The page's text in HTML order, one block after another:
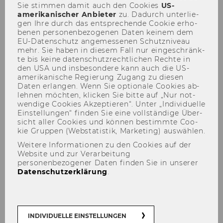
ABGESAGT
TEILEN TEILEN
11. Mai 2026
Peer­group | On­line via MS Teams |
16:00 - 17:30 | DE
Sie stim­men damit auch den Coo­kies US-​
amerikanischer An­bie­ter zu. Da­durch un­ter­lie­
gen Ihre durch das ent­spre­chen­de Coo­kie er­ho­
be­nen per­so­nen­be­zo­ge­nen Daten kei­nem dem
EU-​Datenschutz an­ge­mes­se­nen Schutz­ni­veau
mehr. Sie haben in die­sem Fall nur ein­ge­schränk­
te bis keine da­ten­schutz­recht­li­chen Rech­te in
den USA und ins­be­son­de­re kann auch die US-​
amerikanische Re­gie­rung Zu­gang zu die­sen
Daten er­lan­gen. Wenn Sie op­tio­na­le Coo­kies ab­
leh­nen möch­ten, kli­cken Sie bitte auf „Nur not­
wen­di­ge Coo­kies Ak­zep­tie­ren“. Unter „In­di­vi­du­el­le
Ein­stel­lun­gen“ fin­den Sie eine voll­stän­di­ge Über­
sicht aller Coo­kies und kön­nen be­stimm­te Coo­
kie Grup­pen (Web­sta­tis­tik, Mar­ke­ting) aus­wäh­len.
Weitere Informationen zu den Cookies auf der
Website und zur Verarbeitung
personenbezogener Daten finden Sie in unserer
Datenschutzerklärung.
INDIVIDUELLE EINSTELLUNGEN